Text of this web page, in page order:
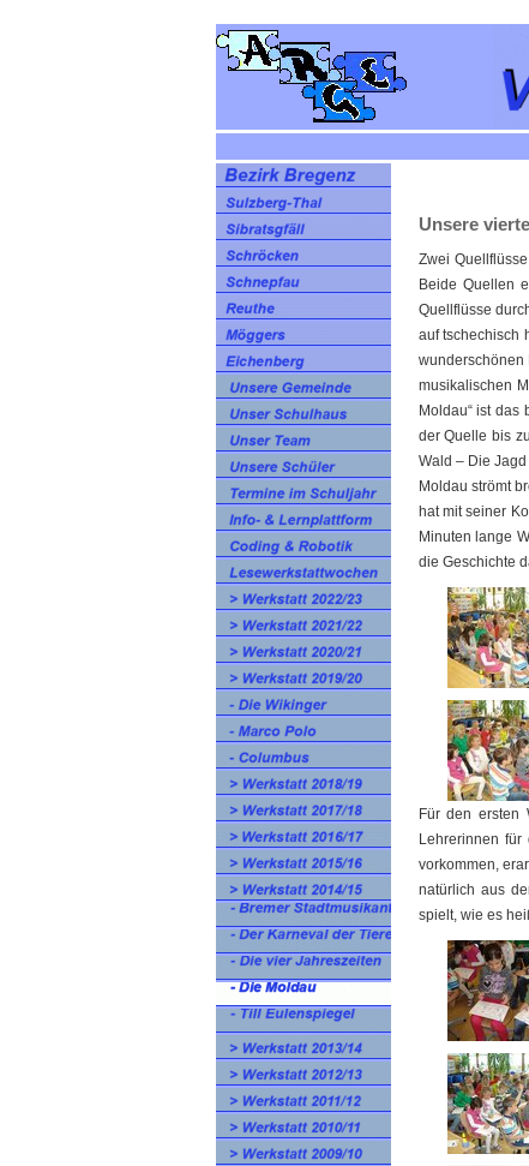
Unsere
Zwei
Beide Quellen
Quellflüsse
auf tschechisch
wunderschönen
musikalischen
Moldau“ ist
der Quelle bis
Wald – Die
Moldau strömt
hat mit seiner
Minuten lange
die Geschichte
Für den ersten
Lehrerinnen
vorkommen,
natürlich aus
spielt, wie es